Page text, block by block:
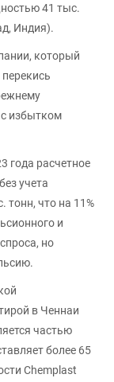
41 тыс.
Индия).
который
с избытком
года расчетное
учета
тонн, что на 11%
и
но
в Ченнаи
частью
более 65
Chemplast